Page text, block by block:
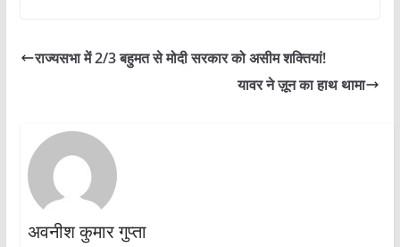
राज्यसभा में 2/3 बहुमत से मोदी सरकार को असीम शक्तियां!
यावर ने ज़ून का हाथ थामा
अवनीश कुमार गुप्ता